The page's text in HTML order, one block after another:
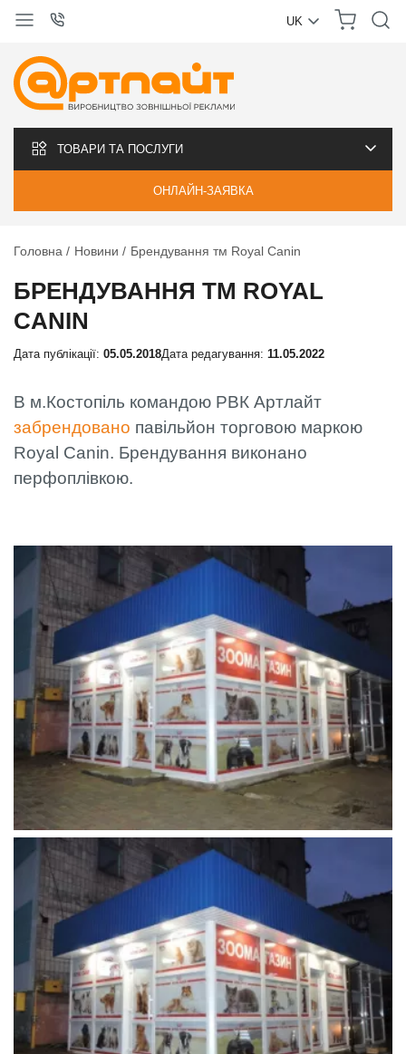
UK
ТОВАРИ ТА ПОСЛУГИ
ОНЛАЙН-ЗАЯВКА
Головна Новини Брендування тм Royal Canin
БРЕНДУВАННЯ ТМ ROYAL
CANIN
Дата публікації: 05.05.2018Дата редагування: 11.05.2022
В м.Костопіль командою РВК Артлайт
забрендовано павільйон торговою маркою
Royal Canin. Брендування виконано
перфоплівкою.